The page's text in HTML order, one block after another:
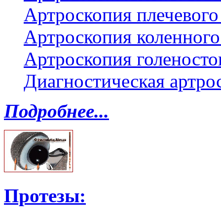
Артроскопия
Артроскопия
Артроскопия
Диагностическая
Подробнее...
Протезы: